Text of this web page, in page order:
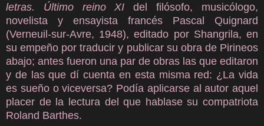
letras. Último reino XI del filósofo, musicólogo,
novelista y ensayista francés Pascal Quignard
(Verneuil-sur-Avre, 1948), editado por Shangrila, en
su empeño por traducir y publicar su obra de Pirineos
abajo; antes fueron una par de obras las que editaron
y de las que dí cuenta en esta misma red: ¿La vida
es sueño o viceversa? Podía aplicarse al autor aquel
placer de la lectura del que hablase su compatriota
Roland Barthes.